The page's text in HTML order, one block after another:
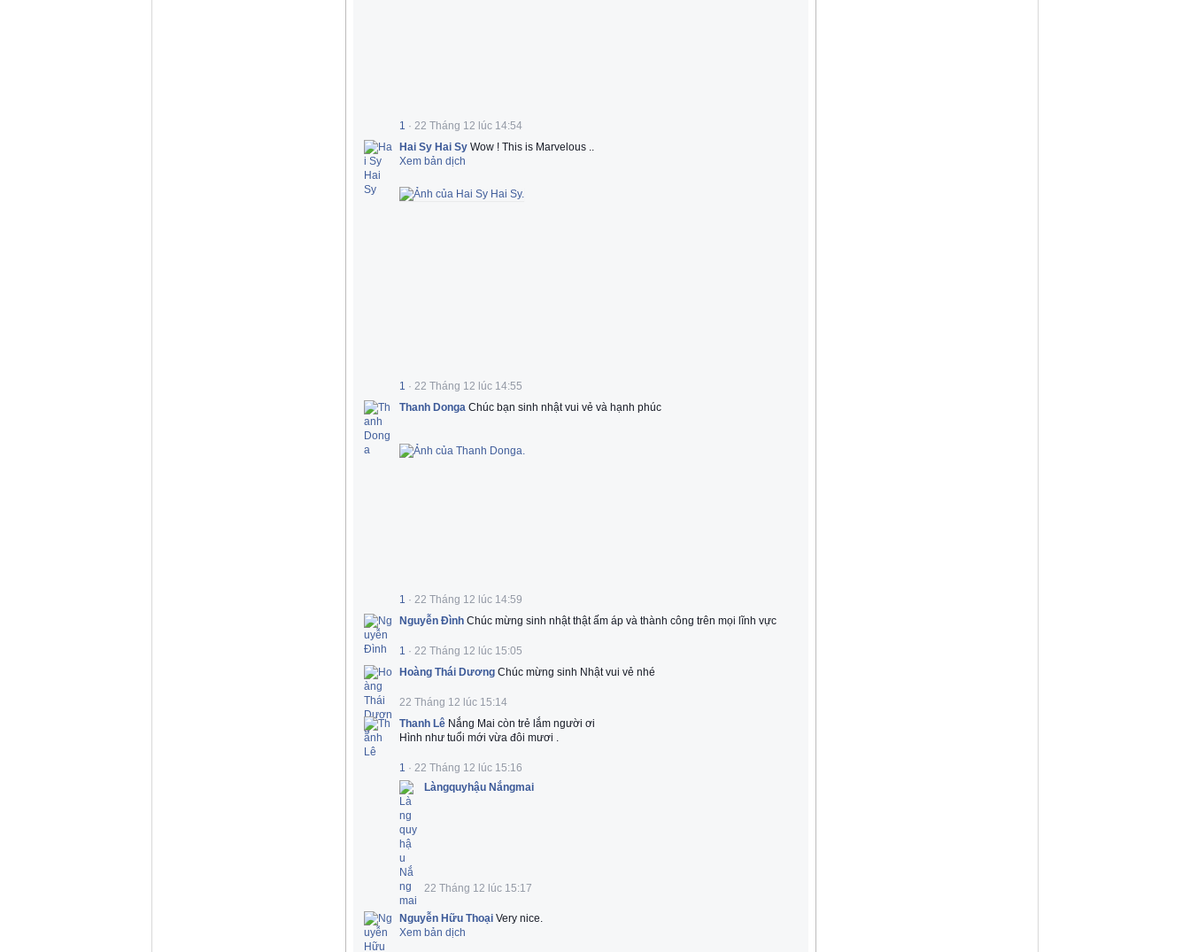
1 · 22 Tháng 12 lúc 14:54
Hai Sy Hai Sy Wow ! This is Marvelous ..
Xem bản dịch
1 · 22 Tháng 12 lúc 14:55
Thanh Donga Chúc bạn sinh nhật vui vẻ và hạnh phúc
1 · 22 Tháng 12 lúc 14:59
Nguyễn Đình Chúc mừng sinh nhật thật ấm áp và thành công trên mọi lĩnh vực
1 · 22 Tháng 12 lúc 15:05
Hoàng Thái Dương Chúc mừng sinh Nhật vui vẻ nhé
22 Tháng 12 lúc 15:14
Thanh Lê Nắng Mai còn trẻ lắm người ơi
Hình như tuổi mới vừa đôi mươi .
1 · 22 Tháng 12 lúc 15:16
Làngquyhậu Nắngmai
22 Tháng 12 lúc 15:17
Nguyễn Hữu Thoại Very nice.
Xem bản dịch